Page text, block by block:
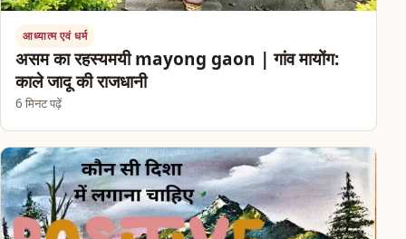
आध्यात्म एवं धर्म
असम का रहस्यमयी mayong gaon | गांव मायोंग:
काले जादू की राजधानी
6 मिनट पढ़ें